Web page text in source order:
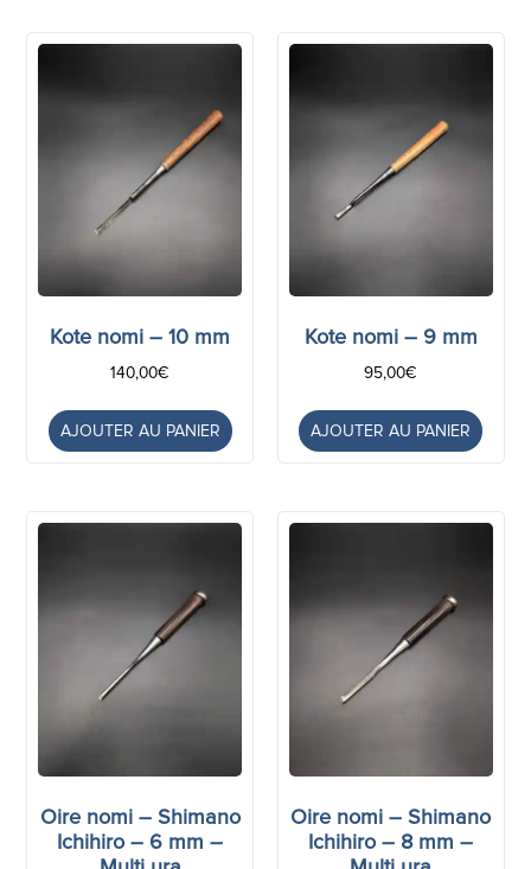
Kote nomi – 10 mm
140,00€
AJOUTER AU PANIER
Kote nomi – 9 mm
95,00€
AJOUTER AU PANIER
Oire nomi – Shimano
Ichihiro – 6 mm –
Oire nomi – Shimano
Ichihiro – 8 mm –